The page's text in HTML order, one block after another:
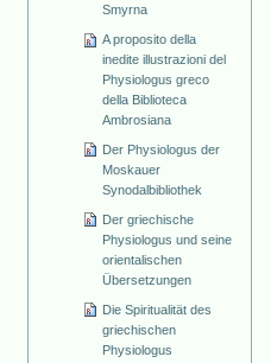
Smyrna
A proposito della
inedite illustrazioni del
Physiologus greco
della Biblioteca
Ambrosiana
Der Physiologus der
Moskauer
Synodalbibliothek
Der griechische
Physiologus und seine
orientalischen
Übersetzungen
Die Spiritualität des
griechischen
Physiologus